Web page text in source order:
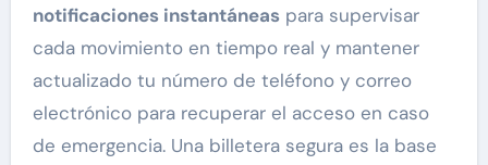
notificaciones instantáneaspara supervisar
cada movimiento en tiempo real y mantener
actualizado tu número de teléfono y correo
electrónico para recuperar el acceso en caso
de emergencia. Una billetera segura es la base